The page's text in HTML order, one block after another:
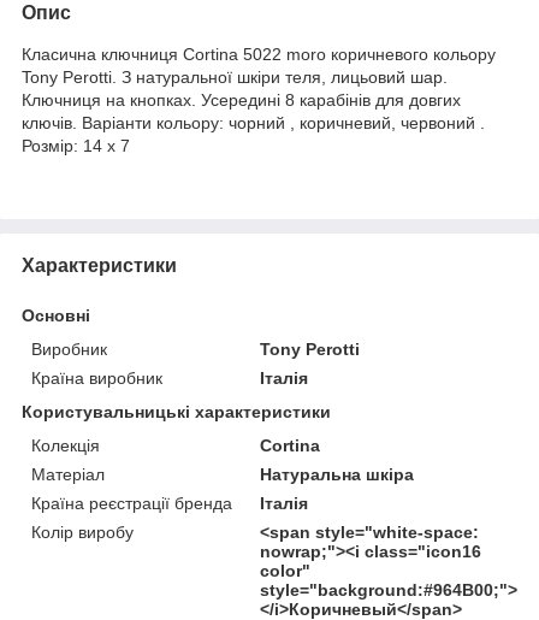
Опис
Класична ключниця Cortina 5022 moro коричневого кольору
Tony Perotti. З натуральної шкіри теля, лицьовий шар.
Ключниця на кнопках. Усередині 8 карабінів для довгих
ключів. Варіанти кольору: чорний , коричневий, червоний .
Розмір: 14 х 7
Характеристики
Основні
Виробник
Tony Perotti
Країна виробник
Італія
Користувальницькі характеристики
Колекція
Cortina
Матеріал
Натуральна шкіра
Країна реєстрації бренда
Італія
Колір виробу
<span style="white-space:
nowrap;"><i class="icon16
color"
style="background:#964B00;">
</i>Коричневый</span>